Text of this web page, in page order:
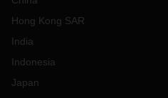
Hong Kong SAR
India
Indonesia
Japan